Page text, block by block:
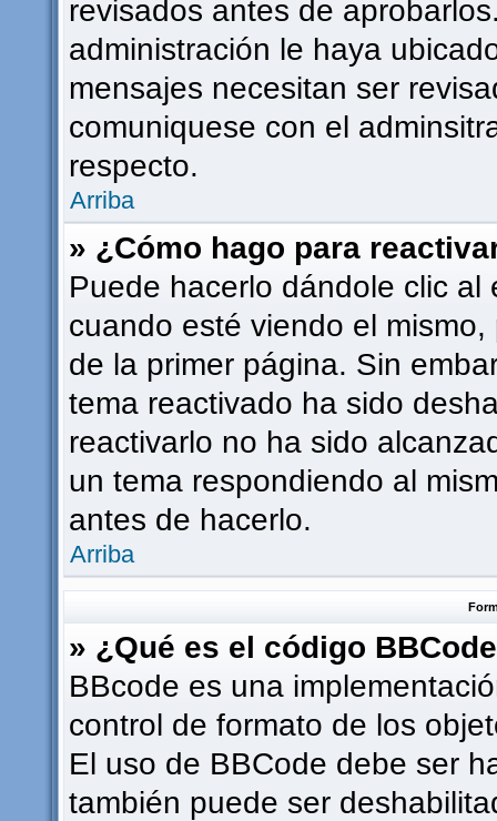
revisados antes de
administración le haya
mensajes necesitan ser
comuniquese con el
respecto.
Arriba
» ¿Cómo hago para
Puede hacerlo dándole clic
cuando esté viendo el
de la primer página. Sin
tema reactivado ha sido
reactivarlo no ha sido
un tema respondiendo al
antes de hacerlo.
Arriba
» ¿Qué es el código
BBcode es una
control de formato de los
El uso de BBCode debe ser
también puede ser